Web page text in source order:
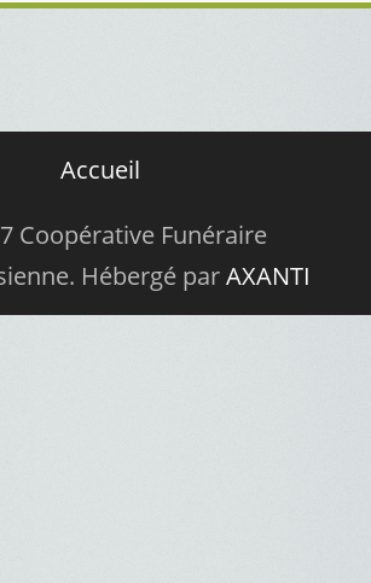
Accueil
Coopérative Funéraire
Hébergé parAXANTI